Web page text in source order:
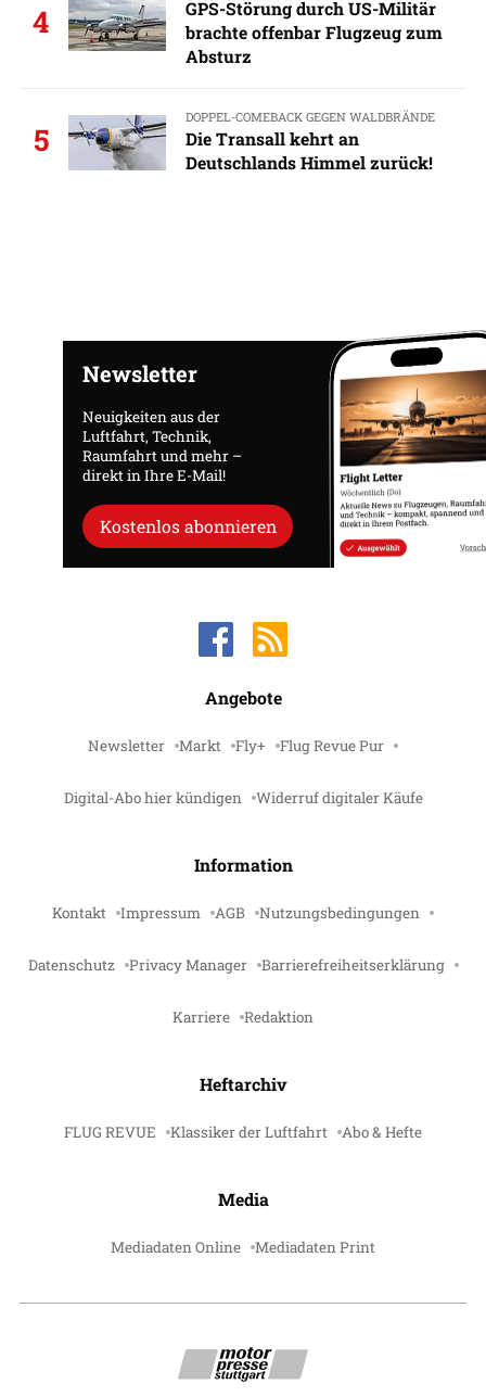
4
GPS-Störung durch US-Militär
brachte offenbar Flugzeug zum
Absturz
5
DOPPEL-COMEBACK GEGEN WALDBRÄNDE
Die Transall kehrt an
Deutschlands Himmel zurück!
Newsletter
Neuigkeiten aus der
Luftfahrt, Technik,
Raumfahrt und mehr –
direkt in Ihre E-Mail!
Kostenlos abonnieren
Angebote
Newsletter Markt Fly+ Flug Revue Pur
Digital-Abo hier kündigen Widerruf digitaler Käufe
Information
Kontakt Impressum AGB Nutzungsbedingungen
Datenschutz Privacy Manager Barrierefreiheitserklärung
Karriere Redaktion
Heftarchiv
FLUG REVUE Klassiker der Luftfahrt Abo & Hefte
Media
Mediadaten Online Mediadaten Print